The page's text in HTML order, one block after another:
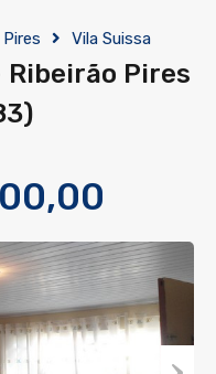
Vila Suissa
Ribeirão Pires